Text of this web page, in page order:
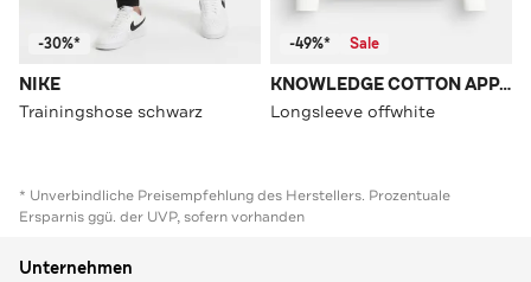
-30%*
NIKE
Trainingshose schwarz
-49%* Sale
KNOWLEDGE COTTON APPAREL
Longsleeve offwhite
* Unverbindliche Preisempfehlung des Herstellers. Prozentuale
Ersparnis ggü. der UVP, sofern vorhanden
Unternehmen